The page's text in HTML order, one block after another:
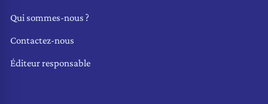
Qui sommes-nous ?
Contactez-nous
Éditeur responsable